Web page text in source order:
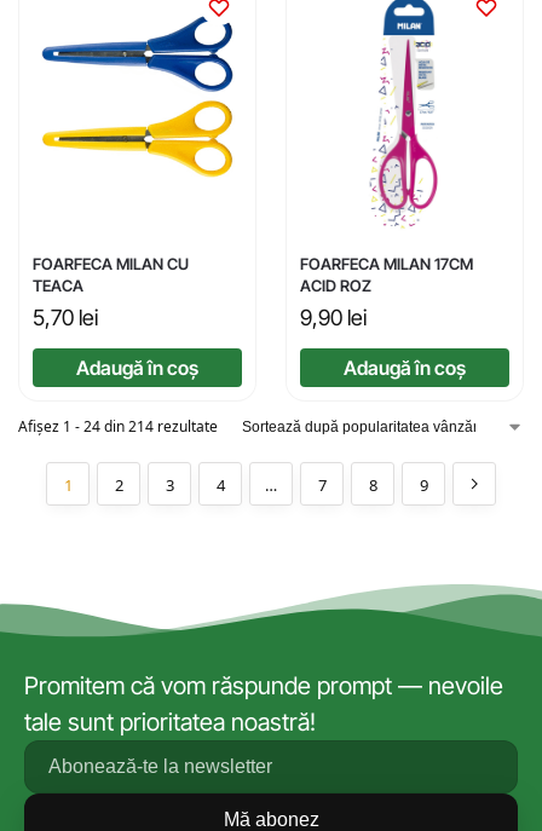
FOARFECA MILAN CU
TEACA
5,70 lei
Adaugă în coș
FOARFECA MILAN 17CM
ACID ROZ
9,90 lei
Adaugă în coș
Afișez 1 - 24 din 214 rezultate
1 2 3 4 … 7 8 9
Promitem că vom răspunde prompt — nevoile
tale sunt prioritatea noastră!
Mă abonez